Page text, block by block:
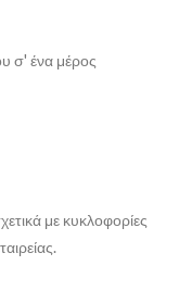
σ' ένα μέρος
με κυκλοφορίες